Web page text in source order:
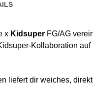
x Kidsuper FG/AG
Kollaboration auf
liefert dir weiches,